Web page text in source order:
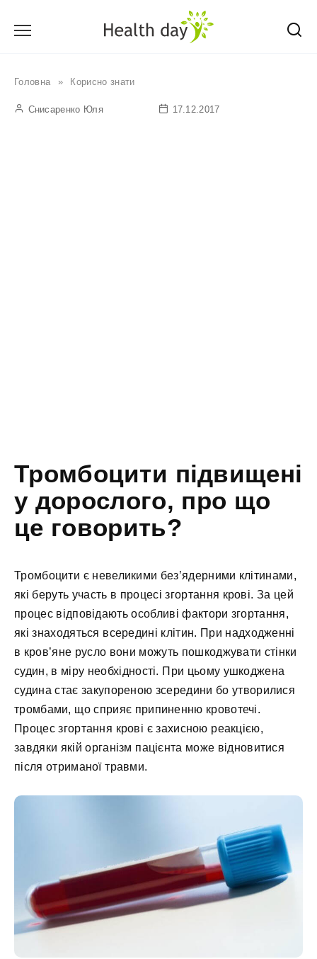
Головна » Корисно знати
Снисаренко Юля 17.12.2017
Тромбоцити підвищені
у дорослого, про що
це говорить?
Тромбоцити є невеликими без’ядерними клітинами,
які беруть участь в процесі згортання крові. За цей
процес відповідають особливі фактори згортання,
які знаходяться всередині клітин. При надходженні
в кров’яне русло вони можуть пошкоджувати стінки
судин, в міру необхідності. При цьому ушкоджена
судина стає закупореною зсередини бо утворилися
тромбами, що сприяє припиненню кровотечі.
Процес згортання крові є захисною реакцією,
завдяки якій організм пацієнта може відновитися
після отриманої травми.